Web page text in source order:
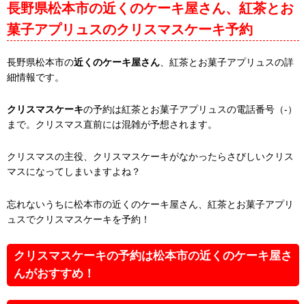
長野県松本市の近くのケーキ屋さん、紅茶とお
菓子アプリュスのクリスマスケーキ予約
長野県松本市の近くのケーキ屋さん 、紅茶とお菓子アプリュスの詳
細情報です。
クリスマスケーキの予約は紅茶とお菓子アプリュスの電話番号（-）
まで。クリスマス直前には混雑が予想されます。
クリスマスの主役、クリスマスケーキがなかったらさびしいクリス
マスになってしまいますよね？
忘れないうちに松本市の近くのケーキ屋さん、紅茶とお菓子アプリ
ュスでクリスマスケーキを予約！
クリスマスケーキの予約は松本市の近くのケーキ屋さ
んがおすすめ！